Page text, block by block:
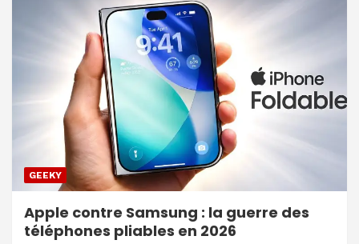
GEEKY
Apple contre Samsung : la guerre des
téléphones pliables en 2026